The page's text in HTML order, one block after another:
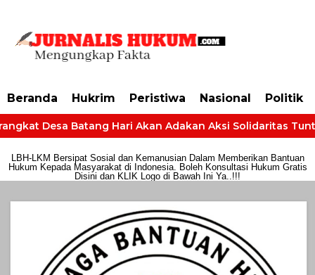
Beranda Hukrim Peristiwa Nasional Politik
Desa Batang Hari Akan Adakan Aksi Solidaritas
LBH-LKM Bersipat Sosial dan Kemanusian Dalam Memberikan Bantuan
Hukum Kepada Masyarakat di Indonesia. Boleh Konsultasi Hukum Gratis
Disini dan KLIK Logo di Bawah Ini Ya..!!!